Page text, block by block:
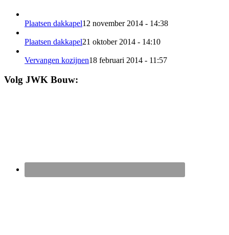
Plaatsen dakkapel12 november 2014 - 14:38
Plaatsen dakkapel21 oktober 2014 - 14:10
Vervangen kozijnen18 februari 2014 - 11:57
Volg JWK Bouw: